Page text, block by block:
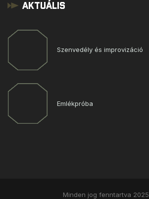
Aktuális
Szenvedély és improvizáció
Emlékpróba
Minden jog fenntartva 2025